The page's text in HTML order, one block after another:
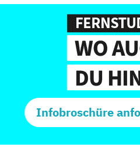
Infobroschüre